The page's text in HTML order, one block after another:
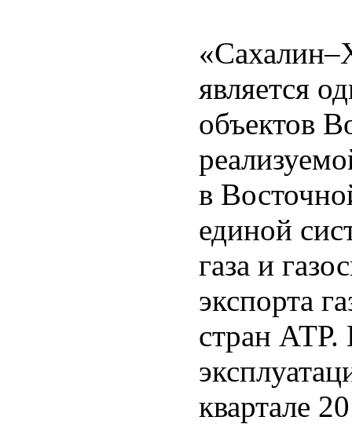
является
объектов
в
единой
газа и
экспорта
стран АТР.
квартале